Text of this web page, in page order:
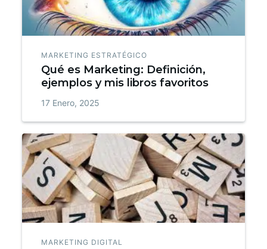
MARKETING ESTRATÉGICO
Qué es Marketing: Definición,
ejemplos y mis libros favoritos
17 Enero, 2025
MARKETING DIGITAL